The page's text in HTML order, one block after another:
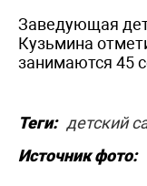
Заведующая
Кузьмина
занимаются 45
Теги: детский
Источник фото: